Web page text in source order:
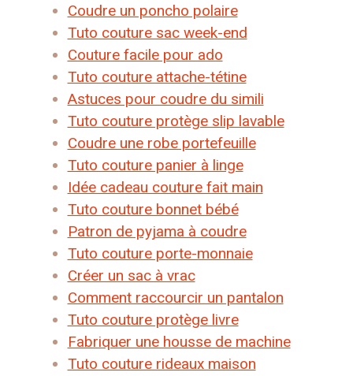
Coudre un poncho polaire
Tuto couture sac week-end
Couture facile pour ado
Tuto couture attache-tétine
Astuces pour coudre du simili
Tuto couture protège slip lavable
Coudre une robe portefeuille
Tuto couture panier à linge
Idée cadeau couture fait main
Tuto couture bonnet bébé
Patron de pyjama à coudre
Tuto couture porte-monnaie
Créer un sac à vrac
Comment raccourcir un pantalon
Tuto couture protège livre
Fabriquer une housse de machine
Tuto couture rideaux maison